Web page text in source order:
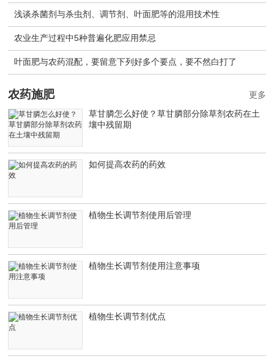
浅谈杀菌剂与杀虫剂、调节剂、叶面肥等的混用技术性
农业生产过程中5种普遍化肥应用禁忌
叶面肥与农药混配，要留意下列好多个要点，要不然白打了
农药施肥
草甘膦怎么好使？草甘膦部分除草剂农药在土
壤中残留期
如何提高农药的药效
植物生长调节剂使用后管理
植物生长调节剂使用注意事项
植物生长调节剂优点
更多